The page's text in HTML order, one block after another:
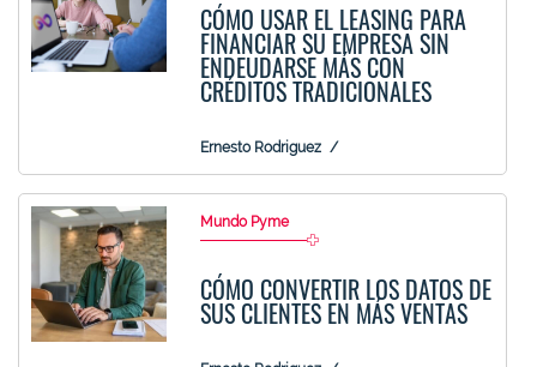
CÓMO USAR EL LEASING PARA
FINANCIAR SU EMPRESA SIN
ENDEUDARSE MÁS CON
CRÉDITOS TRADICIONALES
Ernesto Rodriguez
Mundo Pyme
CÓMO CONVERTIR LOS DATOS DE
SUS CLIENTES EN MÁS VENTAS